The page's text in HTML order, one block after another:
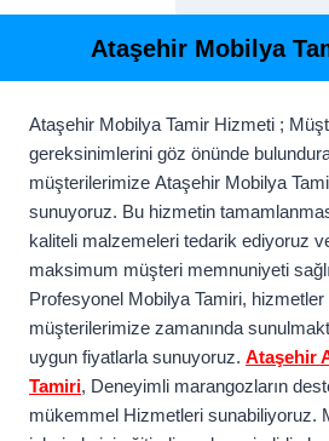
Ataşehir Mobilya
Ataşehir Mobilya Tamir Hizmeti ;
gereksinimlerini göz önünde
müşterilerimize Ataşehir Mobilya
sunuyoruz. Bu hizmetin
kaliteli malzemeleri tedarik ediyoruz
maksimum müşteri memnuniyeti
Profesyonel Mobilya Tamiri,
müşterilerimize zamanında
uygun fiyatlarla sunuyoruz. Ataşehir
Tamiri, Deneyimli marangozların
mükemmel Hizmetleri sunabiliyoruz.